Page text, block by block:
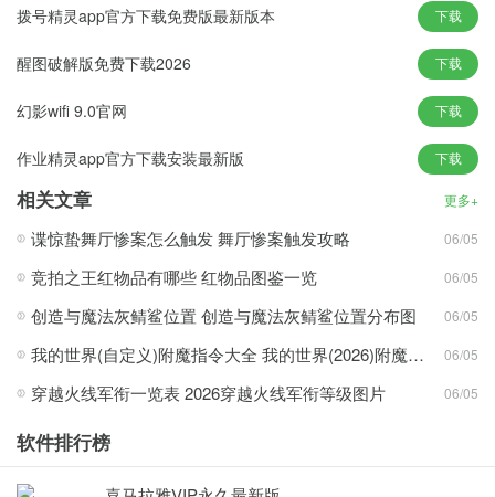
3、QQ/TIM内的在线文档信息，腾讯文档支持多人同时在线编辑，
4、多类型设备皆可顺畅访问，腾讯文档支持会议纪要、日报、项目
管理信息表等各类Word/Excel模板
特色：
1、可自主设置查看及编辑权限，腾讯文档支持QQ/TIM/微信直接登
录，无需单独注册
2、分享链接给QQ/TIM/微信好友、微博及朋友圈，可以直接在线编
3、拥有强大的文档权限设置能力，自主设置查看及编辑权限，强大
的分享功能让协作更容易
术为文档安全保驾护航
拨号精灵app官方下载免费版最新版本 下载
醒图破解版免费下载2026 下载
幻影wifi 9.0官网 下载
作业精灵app官方下载安装最新版 下载
相关文章 更多+
谍惊蛰舞厅惨案怎么触发 舞厅惨案触发攻略 06/05
竞拍之王红物品有哪些 红物品图鉴一览 06/05
创造与魔法灰鲭鲨位置 创造与魔法灰鲭鲨位置分布图 06/05
我的世界(自定义)附魔指令大全 我的世界(2026)附魔指令代码大全 06/05
穿越火线军衔一览表 2026穿越火线军衔等级图片 06/05
软件排行榜